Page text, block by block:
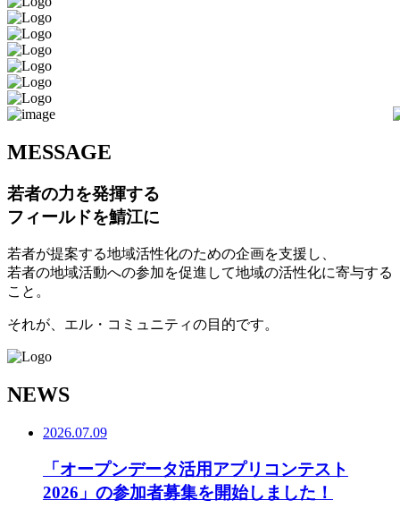
MESSAGE
若者の力を発揮する
フィールドを鯖江に
若者が提案する地域活性化のための企画を支援し、
若者の地域活動への参加を促進して地域の活性化に寄与する
こと。
それが、エル・コミュニティの目的です。
NEWS
2026.07.09
「オープンデータ活用アプリコンテスト
2026」の参加者募集を開始しました！